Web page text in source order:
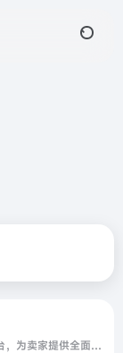
出海匠是跨境内容营销和兴趣电商服务平台，为卖家提供全面精准的数据分析、AI内容制作和社媒发布管理一站式服务；平台整合TikTok Shop全球商品、店铺、达人、视频、广告、直播数据，提供AI产品主图、AI视频生成、数字人口播、智能脚本等创作工具，并支持多平台视频发布和社媒运营管理